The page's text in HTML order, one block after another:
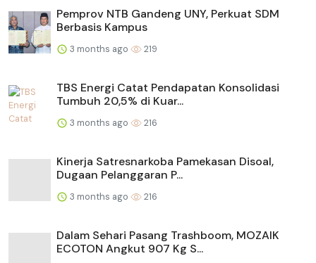
Pemprov NTB Gandeng UNY, Perkuat SDM
Berbasis Kampus
3 months ago 219
TBS Energi Catat Pendapatan Konsolidasi
Tumbuh 20,5% di Kuar...
3 months ago 216
Kinerja Satresnarkoba Pamekasan Disoal,
Dugaan Pelanggaran P...
3 months ago 216
Dalam Sehari Pasang Trashboom, MOZAIK
ECOTON Angkut 907 Kg S...